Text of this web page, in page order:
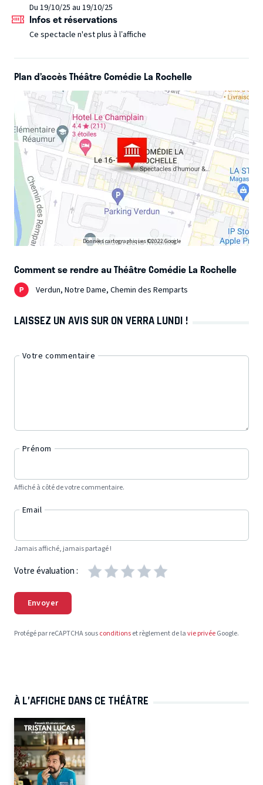
Du 19/10/25 au 19/10/25
Infos et réservations
Ce spectacle n'est plus à l’affiche
Plan d’accès Théâtre Comédie La Rochelle
Données cartographiques ©2022 Google
Comment se rendre au Théâtre Comédie La Rochelle
Verdun, Notre Dame, Chemin des Remparts
LAISSEZ UN AVIS SUR ON VERRA LUNDI !
Votre commentaire
Prénom
Affiché à côté de votre commentaire.
Email
Jamais affiché, jamais partagé !
Votre évaluation :
Envoyer
Protégé par reCAPTCHA sousconditionset règlement de lavie privéeGoogle.
À L’AFFICHE DANS CE THÉÂTRE